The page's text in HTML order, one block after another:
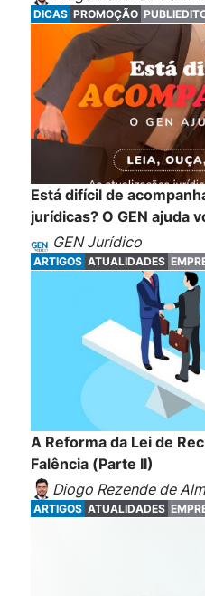
DICAS PROMOÇÃO
Está difícil de
jurídicas? O GEN ajuda
GEN Jurídico
ARTIGOS ATUALIDADES
A Reforma da Lei de
Falência (Parte II)
Diogo Rezende de
ARTIGOS ATUALIDADES